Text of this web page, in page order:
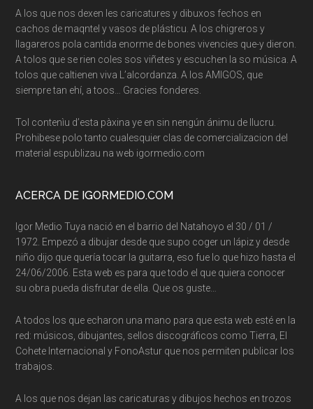
A los que nos dexen les caricatures y dibuxos fechos en
cachos de maqntel y vasos de plásticu. A los chigreros y
llagareros pola cantida enorme de bones vivencies que-y dieron.
A tolos que se rien coles sos viñetes y escuchen la so música. A
tolos que caltienen viva L’alcordanza. A los AMIGOS, que
siempre tan ehí, a toos… Gracies fonderes.
Tol contenìu d’esta pàxina ye en sin nengún ánimu de llucru.
Prohibese polo tanto cualesquier clas de comercializacion del
material espublizau na web igormedio.com
ACERCA DE IGORMEDIO.COM
Igor Medio Tuya nació en el barrio del Natahoyo el 30 / 01 /
1972. Empezó a dibujar desde que supo coger un lápiz y desde
niño dijo que quería tocar la guitarra, eso fue lo que hizo hasta el
24/06/2006. Esta web es para que todo el que quiera conocer
su obra pueda disfrutar de ella. Que os guste…
A todos los que echaron una mano para que esta web esté en la
red: músicos, dibujantes, sellos discográficos como Tierra, El
Cohete Internacional y FonoAstur que nos permiten publicar los
trabajos.
A los que nos dejan las caricaturas y dibujos hechos en trozos